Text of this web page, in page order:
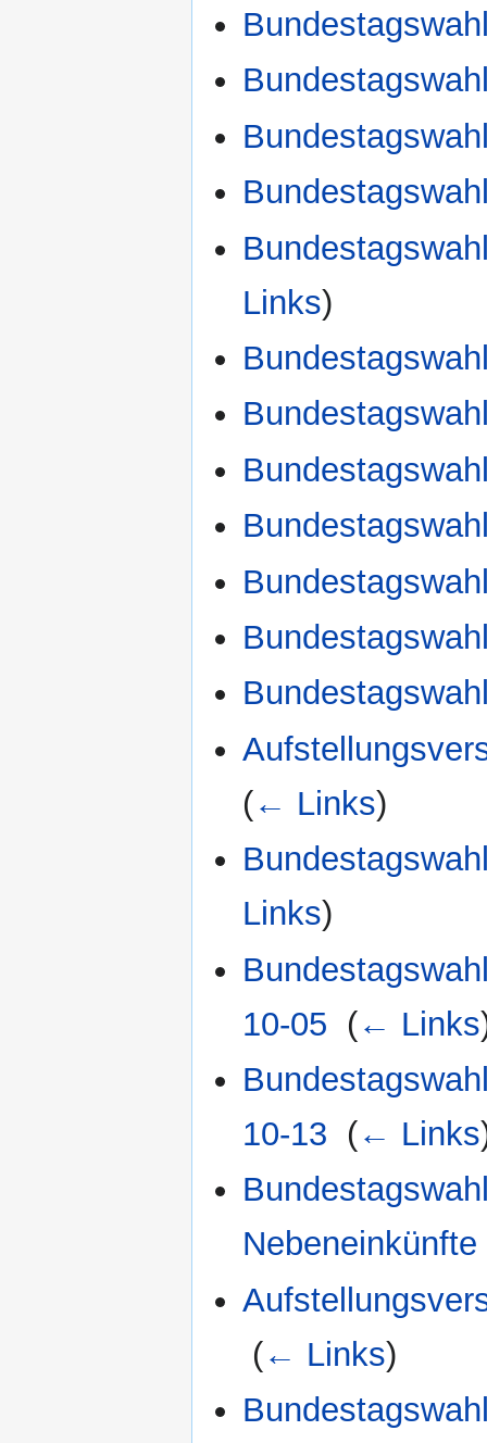
Links)
(← Links)
Links)
10-05 (← Links
10-13 (← Links
Nebeneinkünfte
(← Links)